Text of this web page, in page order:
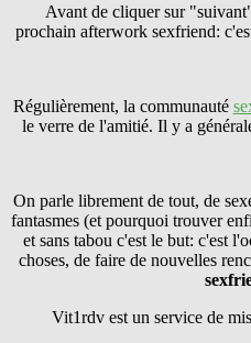
Avant de cliquer sur
prochain afterwork sexfriend:
Régulièrement, la communauté
le verre de l'amitié. Il y a
On parle librement de tout, de
fantasmes (et pourquoi trouver
et sans tabou c'est le but: c'est
choses, de faire de nouvelles
Vit1rdv est un service de